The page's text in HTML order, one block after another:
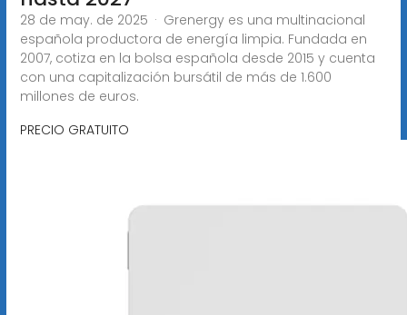
28 de may. de 2025 · Grenergy es una multinacional
española productora de energía limpia. Fundada en
2007, cotiza en la bolsa española desde 2015 y cuenta
con una capitalización bursátil de más de 1.600
millones de euros.
PRECIO GRATUITO